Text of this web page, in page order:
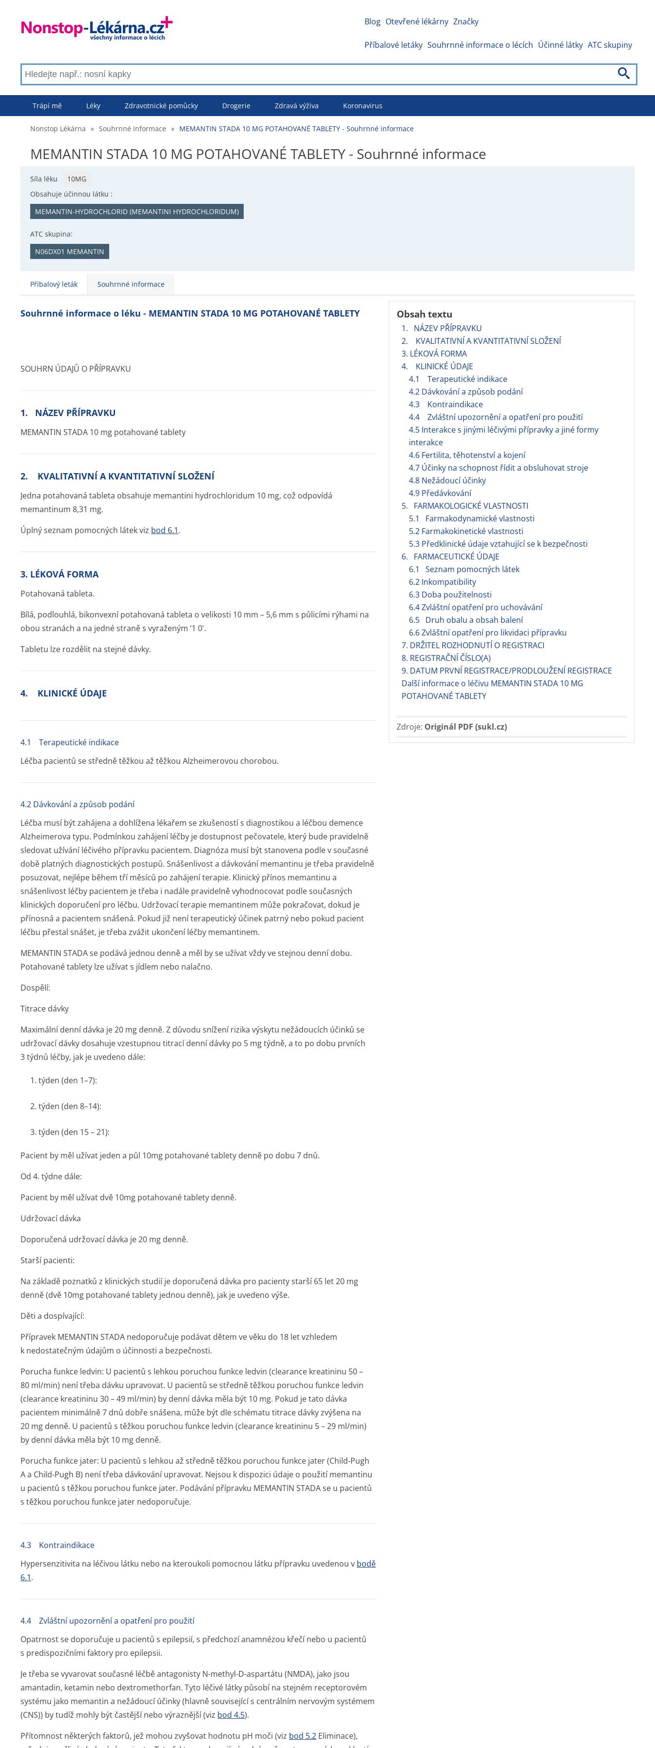
Blog Otevřené lékárny Značky
Příbalové letáky Souhrnné informace o lécích Účinné látky ATC skupiny
Trápí mě Léky Zdravotnické pomůcky Drogerie Zdravá výživa Koronavirus
Nonstop Lékárna » Souhrnné informace » MEMANTIN STADA 10 MG POTAHOVANÉ TABLETY - Souhrnné informace
MEMANTIN STADA 10 MG POTAHOVANÉ TABLETY - Souhrnné informace
Síla léku
10MG
Obsahuje účinnou látku :
MEMANTIN-HYDROCHLORID (MEMANTINI HYDROCHLORIDUM)
ATC skupina:
N06DX01 MEMANTIN
Příbalový leták Souhrnné informace
Obsah textu
1. NÁZEV PŘÍPRAVKU
2. KVALITATIVNÍ A KVANTITATIVNÍ SLOŽENÍ
3. LÉKOVÁ FORMA
4. KLINICKÉ ÚDAJE
4.1 Terapeutické indikace
4.2 Dávkování a způsob podání
4.3 Kontraindikace
4.4 Zvláštní upozornění a opatření pro použití
4.5 Interakce s jinými léčivými přípravky a jiné formy
interakce
4.6 Fertilita, těhotenství a kojení
4.7 Účinky na schopnost řídit a obsluhovat stroje
4.8 Nežádoucí účinky
4.9 Předávkování
5. FARMAKOLOGICKÉ VLASTNOSTI
5.1 Farmakodynamické vlastnosti
5.2 Farmakokinetické vlastnosti
5.3 Předklinické údaje vztahující se k bezpečnosti
6. FARMACEUTICKÉ ÚDAJE
6.1 Seznam pomocných látek
6.2 Inkompatibility
6.3 Doba použitelnosti
6.4 Zvláštní opatření pro uchovávání
6.5 Druh obalu a obsah balení
6.6 Zvláštní opatření pro likvidaci přípravku
7. DRŽITEL ROZHODNUTÍ O REGISTRACI
8. REGISTRAČNÍ ČÍSLO(A)
9. DATUM PRVNÍ REGISTRACE/PRODLOUŽENÍ REGISTRACE
Další informace o léčivu MEMANTIN STADA 10 MG
POTAHOVANÉ TABLETY
Zdroje: Originál PDF (sukl.cz)
Souhrnné informace o léku - MEMANTIN STADA 10 MG POTAHOVANÉ TABLETY
SOUHRN ÚDAJŮ O PŘÍPRAVKU
1. NÁZEV PŘÍPRAVKU
MEMANTIN STADA 10 mg potahované tablety
2. KVALITATIVNÍ A KVANTITATIVNÍ SLOŽENÍ
Jedna potahovaná tableta obsahuje memantini hydrochloridum 10 mg, což odpovídá
memantinum 8,31 mg.
Úplný seznam pomocných látek viz bod 6.1.
3. LÉKOVÁ FORMA
Potahovaná tableta.
Bílá, podlouhlá, bikonvexní potahovaná tableta o velikosti 10 mm – 5,6 mm s půlicími rýhami na
obou stranách a na jedné straně s vyraženým ‘1 0'.
Tabletu lze rozdělit na stejné dávky.
4. KLINICKÉ ÚDAJE
4.1 Terapeutické indikace
Léčba pacientů se středně těžkou až těžkou Alzheimerovou chorobou.
4.2 Dávkování a způsob podání
Léčba musí být zahájena a dohlížena lékařem se zkušeností s diagnostikou a léčbou demence
Alzheimerova typu. Podmínkou zahájení léčby je dostupnost pečovatele, který bude pravidelně
sledovat užívání léčivého přípravku pacientem. Diagnóza musí být stanovena podle v současné
době platných diagnostických postupů. Snášenlivost a dávkování memantinu je třeba pravidelně
posuzovat, nejlépe během tří měsíců po zahájení terapie. Klinický přínos memantinu a
snášenlivost léčby pacientem je třeba i nadále pravidelně vyhodnocovat podle současných
klinických doporučení pro léčbu. Udržovací terapie memantinem může pokračovat, dokud je
přínosná a pacientem snášená. Pokud již není terapeutický účinek patrný nebo pokud pacient
léčbu přestal snášet, je třeba zvážit ukončení léčby memantinem.
MEMANTIN STADA se podává jednou denně a měl by se užívat vždy ve stejnou denní dobu.
Potahované tablety lze užívat s jídlem nebo nalačno.
Dospělí:
Titrace dávky
Maximální denní dávka je 20 mg denně. Z důvodu snížení rizika výskytu nežádoucích účinků se
udržovací dávky dosahuje vzestupnou titrací denní dávky po 5 mg týdně, a to po dobu prvních
3 týdnů léčby, jak je uvedeno dále:
1. týden (den 1–7):
2. týden (den 8–14):
3. týden (den 15 – 21):
Pacient by měl užívat jeden a půl 10mg potahované tablety denně po dobu 7 dnů.
Od 4. týdne dále:
Pacient by měl užívat dvě 10mg potahované tablety denně.
Udržovací dávka
Doporučená udržovací dávka je 20 mg denně.
Starší pacienti:
Na základě poznatků z klinických studií je doporučená dávka pro pacienty starší 65 let 20 mg
denně (dvě 10mg potahované tablety jednou denně), jak je uvedeno výše.
Děti a dospívající:
Přípravek MEMANTIN STADA nedoporučuje podávat dětem ve věku do 18 let vzhledem
k nedostatečným údajům o účinnosti a bezpečnosti.
Porucha funkce ledvin: U pacientů s lehkou poruchou funkce ledvin (clearance kreatininu 50 –
80 ml/min) není třeba dávku upravovat. U pacientů se středně těžkou poruchou funkce ledvin
(clearance kreatininu 30 – 49 ml/min) by denní dávka měla být 10 mg. Pokud je tato dávka
pacientem minimálně 7 dnů dobře snášena, může být dle schématu titrace dávky zvýšena na
20 mg denně. U pacientů s těžkou poruchou funkce ledvin (clearance kreatininu 5 – 29 ml/min)
by denní dávka měla být 10 mg denně.
Porucha funkce jater: U pacientů s lehkou až středně těžkou poruchou funkce jater (Child-Pugh
A a Child-Pugh B) není třeba dávkování upravovat. Nejsou k dispozici údaje o použití memantinu
u pacientů s těžkou poruchou funkce jater. Podávání přípravku MEMANTIN STADA se u pacientů
s těžkou poruchou funkce jater nedoporučuje.
4.3 Kontraindikace
Hypersenzitivita na léčivou látku nebo na kteroukoli pomocnou látku přípravku uvedenou v bodě
6.1.
4.4 Zvláštní upozornění a opatření pro použití
Opatrnost se doporučuje u pacientů s epilepsií, s předchozí anamnézou křečí nebo u pacientů
s predispozičními faktory pro epilepsii.
Je třeba se vyvarovat současné léčbě antagonisty N-methyl-D-aspartátu (NMDA), jako jsou
amantadin, ketamin nebo dextromethorfan. Tyto léčivé látky působí na stejném receptorovém
systému jako memantin a nežádoucí účinky (hlavně související s centrálním nervovým systémem
(CNS)) by tudíž mohly být častější nebo výraznější (viz bod 4.5).
Přítomnost některých faktorů, jež mohou zvyšovat hodnotu pH moči (viz bod 5.2 Eliminace),